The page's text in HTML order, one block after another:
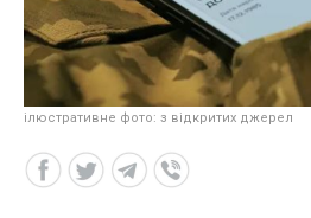
ілюстративне фото: з відкритих джерел